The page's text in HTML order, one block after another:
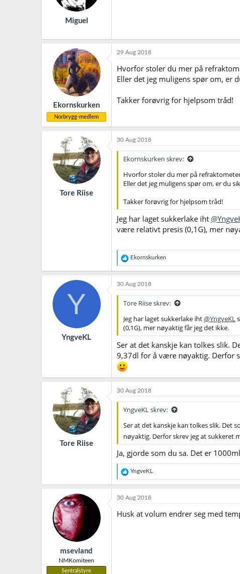
Miguel
Ekornskurken
Norbrygg-medlem
29 Aug 2018
Hvorfor stoler du mer på
Eller det jeg muligens spør om, er
Takker forøvrig for hjelpsom tråd!
Tore Riise
30 Aug 2018
Ekornskurken skrev:
Hvorfor stoler du mer på
Eller det jeg muligens spør om, er du
Takker forøvrig for hjelpsom tråd!
Jeg har laget sukkerlake iht
være relativt presis (0,1G), mer
R
e
a
j
o
e
r
Ekornskurken
Y
YngveKL
30 Aug 2018
Tore Riise skrev:
Jeg har laget sukkerlake iht@YngveKL
(0,1G), mer nøyaktig får jeg det ikke.
Ser at det kanskje kan tolkes slik.
9,37dl for å være nøyaktig. Derfor
Tore Riise
30 Aug 2018
YngveKL skrev:
Ser at det kanskje kan tolkes slik. Det
nøyaktig. Derfor skrev jeg at sukkeret
Ja, gjorde som du sa. Det er
R
e
a
j
o
YngveKL
msevland
NMKomiteen
Sentralstyre
30 Aug 2018
Husk at volum endrer seg med